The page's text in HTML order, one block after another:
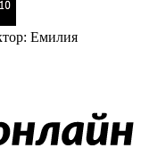
Емилия